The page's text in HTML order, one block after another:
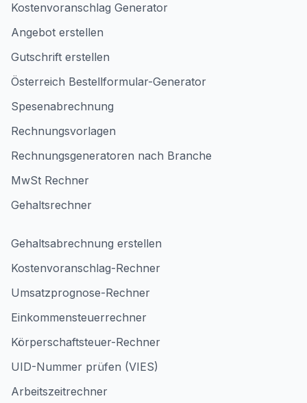
Kostenvoranschlag Generator
Angebot erstellen
Gutschrift erstellen
Österreich Bestellformular-Generator
Spesenabrechnung
Rechnungsvorlagen
Rechnungsgeneratoren nach Branche
MwSt Rechner
Gehaltsrechner
Gehaltsabrechnung erstellen
Kostenvoranschlag-Rechner
Umsatzprognose-Rechner
Einkommensteuerrechner
Körperschaftsteuer-Rechner
UID-Nummer prüfen (VIES)
Arbeitszeitrechner